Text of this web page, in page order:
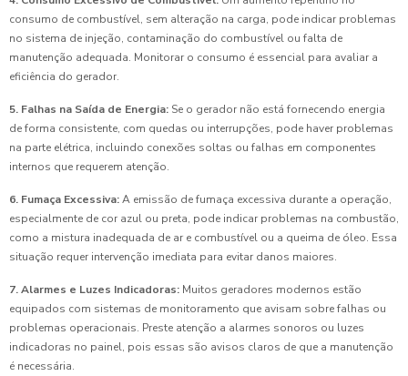
consumo de combustível, sem alteração na carga, pode indicar problemas
no sistema de injeção, contaminação do combustível ou falta de
manutenção adequada. Monitorar o consumo é essencial para avaliar a
eficiência do gerador.
5. Falhas na Saída de Energia: Se o gerador não está fornecendo energia
de forma consistente, com quedas ou interrupções, pode haver problemas
na parte elétrica, incluindo conexões soltas ou falhas em componentes
internos que requerem atenção.
6. Fumaça Excessiva:A emissão de fumaça excessiva durante a operação,
especialmente de cor azul ou preta, pode indicar problemas na combustão,
como a mistura inadequada de ar e combustível ou a queima de óleo. Essa
situação requer intervenção imediata para evitar danos maiores.
7. Alarmes e Luzes Indicadoras: Muitos geradores modernos estão
equipados com sistemas de monitoramento que avisam sobre falhas ou
problemas operacionais. Preste atenção a alarmes sonoros ou luzes
indicadoras no painel, pois essas são avisos claros de que a manutenção
é necessária.